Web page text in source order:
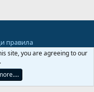
правила
Начало
R
S
site, you are agreeing to our